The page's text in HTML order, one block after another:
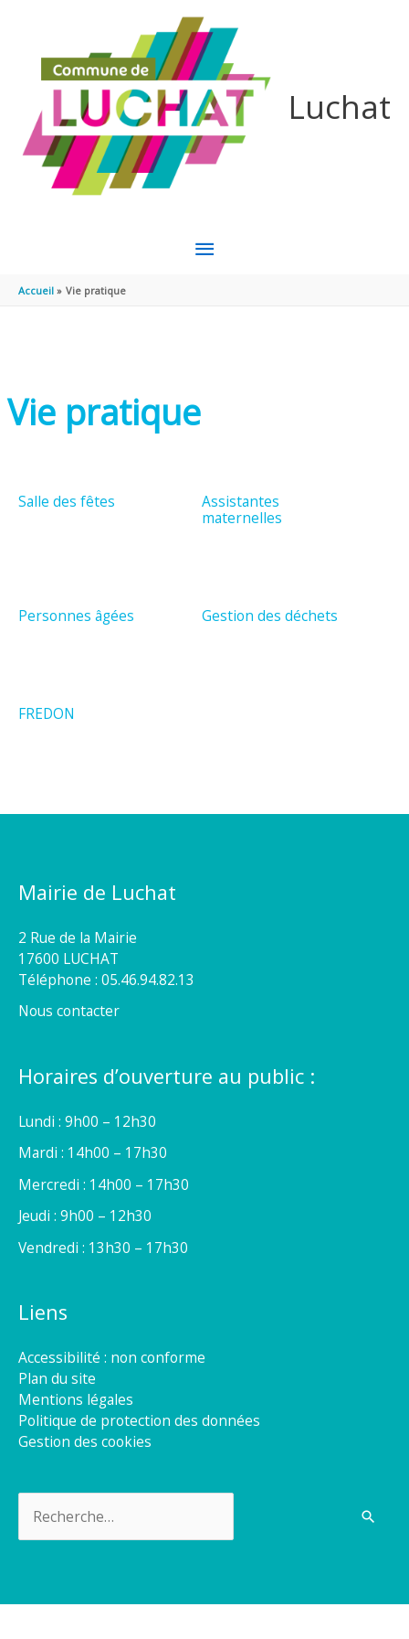
Luchat
MENU
Accueil Vie pratique
Vie pratique
Salle des fêtes
Assistantes
maternelles
Personnes âgées Gestion des déchets
FREDON
Mairie de Luchat
2 Rue de la Mairie
17600 LUCHAT
Téléphone : 05.46.94.82.13
Nous contacter
Horaires d’ouverture au public :
Lundi : 9h00 – 12h30
Mardi : 14h00 – 17h30
Mercredi : 14h00 – 17h30
Jeudi : 9h00 – 12h30
Vendredi : 13h30 – 17h30
Liens
Accessibilité : non conforme
Plan du site
Mentions légales
Politique de protection des données
Gestion des cookies